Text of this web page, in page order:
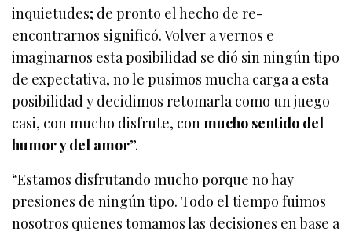
inquietudes; de pronto el hecho de re-
encontrarnos significó. Volver a vernos e
imaginarnos esta posibilidad se dió sin ningún tipo
de expectativa, no le pusimos mucha carga a esta
posibilidad y decidimos retomarla como un juego
casi, con mucho disfrute, con mucho sentido del
humor y del amor”.
“Estamos disfrutando mucho porque no hay
presiones de ningún tipo. Todo el tiempo fuimos
nosotros quienes tomamos las decisiones en base a